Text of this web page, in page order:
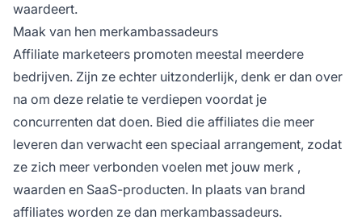
waardeert.
Maak van hen merkambassadeurs
Affiliate marketeers promoten meestal meerdere
bedrijven. Zijn ze echter uitzonderlijk, denk er dan over
na om deze relatie te verdiepen voordat je
concurrenten dat doen. Bied die affiliates die meer
leveren dan verwacht een speciaal arrangement, zodat
ze zich meer verbonden voelen met jouw merk ,
waarden en SaaS-producten. In plaats van brand
affiliates worden ze dan merkambassadeurs.